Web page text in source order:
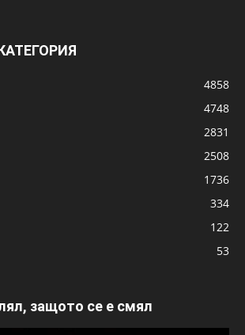
4858
4748
2831
2508
1736
334
122
53
защото се е смял